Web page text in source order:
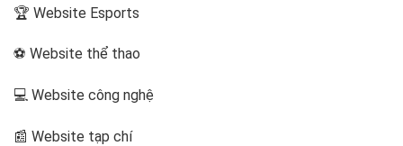
🏆 Website Esports
⚽ Website thể thao
💻 Website công nghệ
📰 Website tạp chí